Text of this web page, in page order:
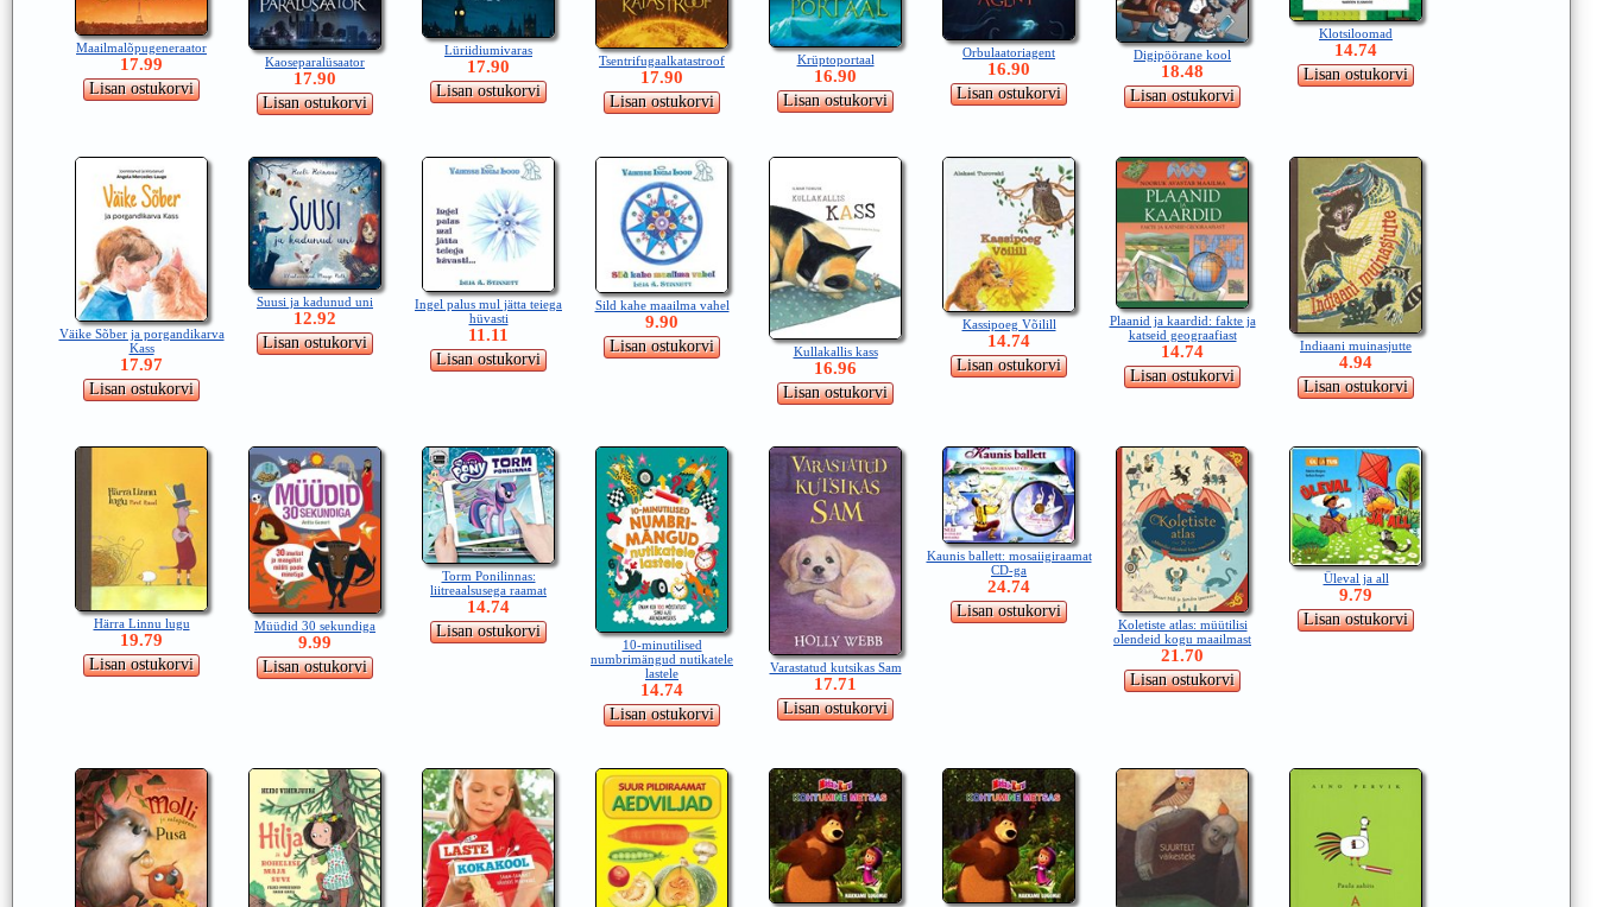
Maailmalõpugeneraator
17.99 Kaoseparalüsaator
17.90
Lüriidiumivaras
17.90 Tsentrifugaalkatastroof
17.90
Krüptoportaal
16.90
Orbulaatoriagent
16.90
Digipöörane kool
18.48
Klotsiloomad
14.74
Väike Sõber ja porgandikarva
Kass
17.97
Suusi ja kadunud uni
12.92
Ingel palus mul jätta teiega
hüvasti
11.11
Sild kahe maailma vahel
9.90
Kullakallis kass
16.96
Kassipoeg Võilill
14.74
Plaanid ja kaardid: fakte ja
katseid geograafiast
14.74 Indiaani muinasjutte
4.94
Härra Linnu lugu
19.79
Müüdid 30 sekundiga
9.99
Torm Ponilinnas:
liitreaalsusega raamat
14.74
10-minutilised
numbrimängud nutikatele
lastele
14.74
Varastatud kutsikas Sam
17.71
Kaunis ballett: mosaiigiraamat
CD-ga
24.74
Koletiste atlas: müütilisi
olendeid kogu maailmast
21.70
Üleval ja all
9.79